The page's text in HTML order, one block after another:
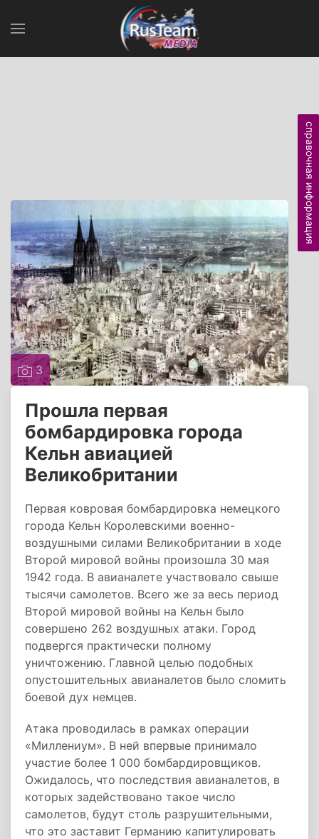
3
Прошла первая
бомбардировка города
Кельн авиацией
Великобритании
Первая ковровая бомбардировка немецкого
города Кельн Королевскими военно-
воздушными силами Великобритании в ходе
Второй мировой войны произошла 30 мая
1942 года. В авианалете участвовало свыше
тысячи самолетов. Всего же за весь период
Второй мировой войны на Кельн было
совершено 262 воздушных атаки. Город
подвергся практически полному
уничтожению. Главной целью подобных
опустошительных авианалетов было сломить
боевой дух немцев.
Атака проводилась в рамках операции
«Миллениум». В ней впервые принимало
участие более 1 000 бомбардировщиков.
Ожидалось, что последствия авианалетов, в
которых задействовано такое число
самолетов, будут столь разрушительными,
что это заставит Германию капитулировать
справочная информация